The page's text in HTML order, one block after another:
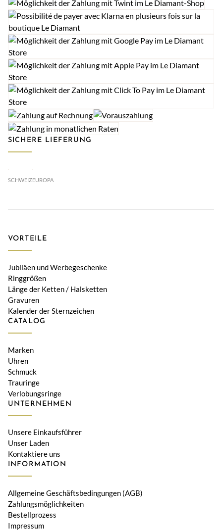
SICHERE LIEFERUNG
SCHWEIZEUROPA
VORTEILE
Jubiläen und Werbegeschenke
Ringgrößen
Länge der Ketten / Halsketten
Gravuren
Kalender der Sternzeichen
CATALOG
Marken
Uhren
Schmuck
Trauringe
Verlobungsringe
UNTERNEHMEN
Unsere Einkaufsführer
Unser Laden
Kontaktiere uns
INFORMATION
Allgemeine Geschäftsbedingungen (AGB)
Zahlungsmöglichkeiten
Bestellprozess
Impressum